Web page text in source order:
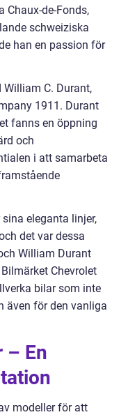
Chaux-de-Fonds,
schweiziska
han en passion för
C. Durant,
1911. Durant
fanns en öppning
och
i att samarbeta
eleganta linjer,
det var dessa
William Durant
Chevrolet
bilar som inte
även för den vanliga
– En
modeller för att